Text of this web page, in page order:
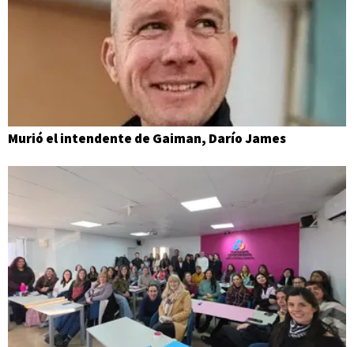
Murió el intendente de Gaiman, Darío James